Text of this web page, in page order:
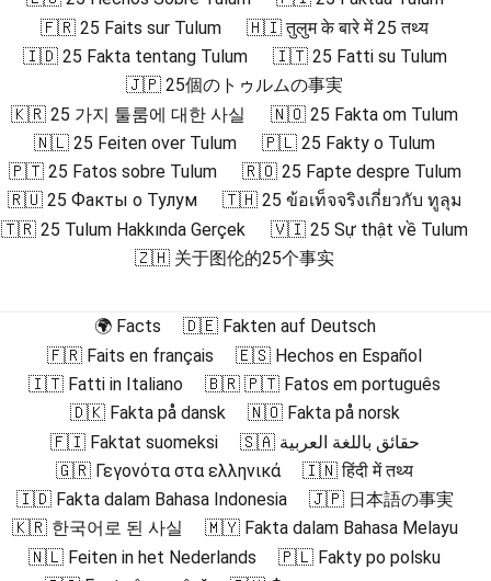
🇫🇷 25 Faits sur Tulum
🇭🇮 तुलुम के बारे में 25 तथ्य
🇮🇩 25 Fakta tentang Tulum
🇮🇹 25 Fatti su Tulum
🇯🇵 25個のトゥルムの事実
🇰🇷 25 가지 툴룸에 대한 사실
🇳🇴 25 Fakta om Tulum
🇳🇱 25 Feiten over Tulum
🇵🇱 25 Fakty o Tulum
🇵🇹 25 Fatos sobre Tulum
🇷🇴 25 Fapte despre Tulum
🇷🇺 25 Факты о Тулум
🇹🇭 25 ข้อเท็จจริงเกี่ยวกับ ทูลุม
🇹🇷 25 Tulum Hakkında Gerçek
🇻🇮 25 Sự thật về Tulum
🇿🇭 关于图伦的25个事实
🌍 Facts
🇩🇪 Fakten auf Deutsch
🇫🇷 Faits en français
🇪🇸 Hechos en Español
🇮🇹 Fatti in Italiano
🇧🇷 🇵🇹 Fatos em português
🇩🇰 Fakta på dansk
🇳🇴 Fakta på norsk
🇫🇮 Faktat suomeksi
🇸🇦 حقائق باللغة العربية
🇬🇷 Γεγονότα στα ελληνικά
🇮🇳 हिंदी में तथ्य
🇮🇩 Fakta dalam Bahasa Indonesia
🇯🇵 日本語の事実
🇰🇷 한국어로 된 사실
🇲🇾 Fakta dalam Bahasa Melayu
🇳🇱 Feiten in het Nederlands
🇵🇱 Fakty po polsku